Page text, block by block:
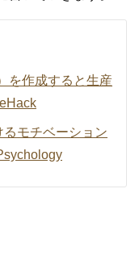
を作成すると生産
モチベーション